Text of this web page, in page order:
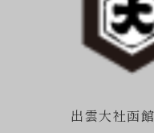
出雲大社函